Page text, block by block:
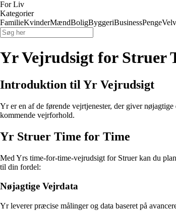
For Liv
Kategorier
FamilieKvinderMændBoligByggeriBusinessPenge
Yr Vejrudsigt for Struer
Introduktion til Yr Vejrudsigt
Yr er en af de førende vejrtjenester, der giver
kommende vejrforhold.
Yr Struer Time for Time
Med Yrs time-for-time-vejrudsigt for Struer kan du
til din fordel:
Nøjagtige Vejrdata
Yr leverer præcise målinger og data baseret på